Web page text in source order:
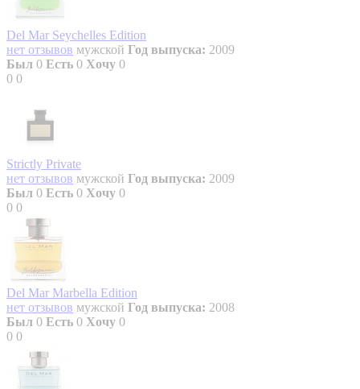
Del Mar Seychelles Edition
нет отзывов мужской Год выпуска: 2009
Был 0 Есть 0 Хочу 0
0 0
Strictly Private
нет отзывов мужской Год выпуска: 2009
Был 0 Есть 0 Хочу 0
0 0
Del Mar Marbella Edition
нет отзывов мужской Год выпуска: 2008
Был 0 Есть 0 Хочу 0
0 0